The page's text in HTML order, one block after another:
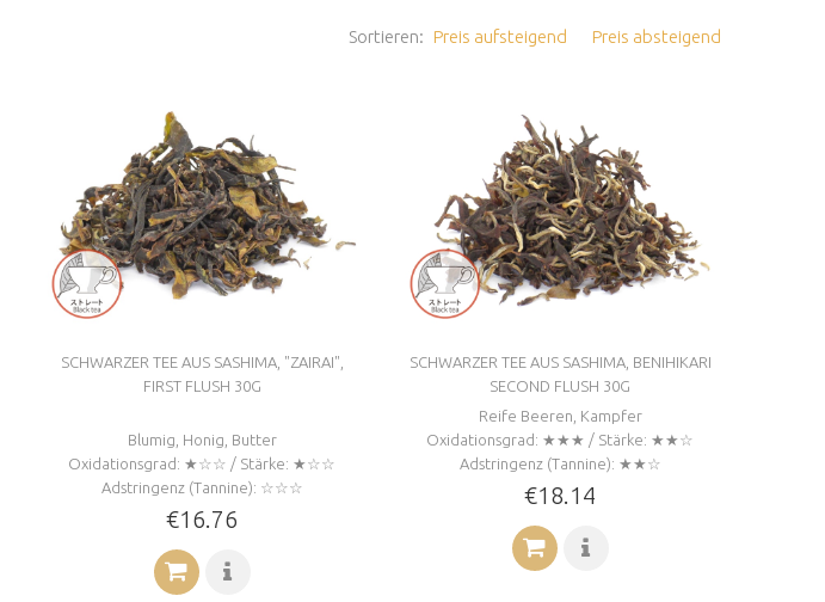
Preis aufsteigend Preis absteigend
Sortieren:
SCHWARZER TEE AUS SASHIMA, "ZAIRAI",
FIRST FLUSH 30G
Blumig, Honig, Butter
Oxidationsgrad: ★☆☆ / Stärke: ★☆☆
Adstringenz (Tannine): ☆☆☆
€16.76
SCHWARZER TEE AUS SASHIMA, BENIHIKARI
SECOND FLUSH 30G
Reife Beeren, Kampfer
Oxidationsgrad: ★★★ / Stärke: ★★☆
Adstringenz (Tannine): ★★☆
€18.14